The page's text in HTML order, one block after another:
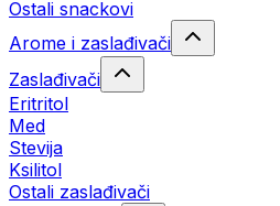
Ostali snackovi
Arome i zaslađivači
Zaslađivači
Eritritol
Med
Stevija
Ksilitol
Ostali zaslađivači